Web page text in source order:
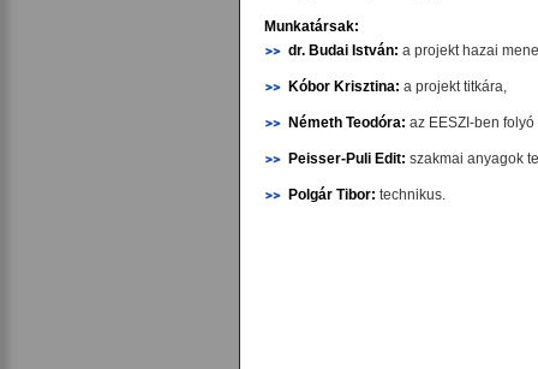
Munkatársak:
dr. Budai István: a projekt hazai
Kóbor Krisztina: a projekt titkára,
Németh Teodóra: az EESZI-ben
Peisser-Puli Edit: szakmai anyagok
Polgár Tibor: technikus.